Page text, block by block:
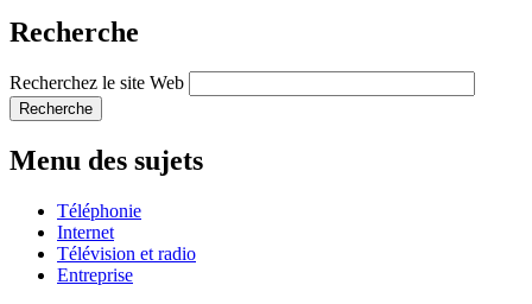
Recherche
Recherchez le site Web
Recherche
Menu des sujets
Téléphonie
Internet
Télévision et radio
Entreprise